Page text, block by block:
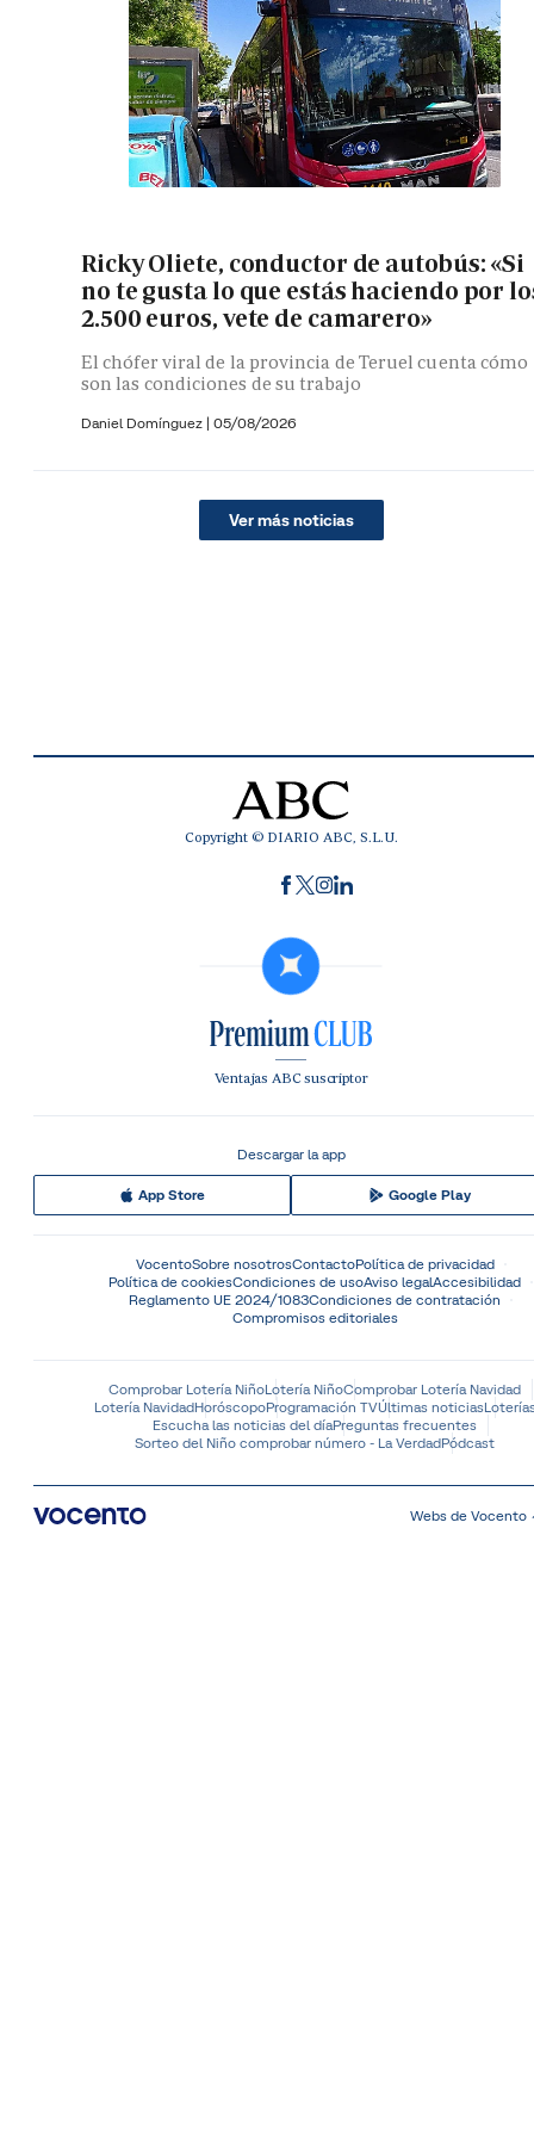
Ricky Oliete, conductor de autobús: «Si
no te gusta lo que estás haciendo por
2.500 euros, vete de camarero»
El chófer viral de la provincia de Teruel cuenta cómo
son las condiciones de su trabajo
Daniel Domínguez | 05/08/2026
Ver más noticias
Copyright © DIARIO ABC, S.L.U.
Ventajas ABC suscriptor
Descargar la app
App Store Google Play
VocentoSobre nosotrosContactoPolítica de privacidad
Política de cookiesCondiciones de usoAviso legalAccesibilidad
Reglamento UE 2024/1083Condiciones de contratación
Compromisos editoriales
Comprobar Lotería NiñoLotería NiñoComprobar Lotería Navidad
Lotería NavidadHoróscopoProgramación TVÚltimas noticias
Escucha las noticias del díaPreguntas frecuentes
Sorteo del Niño comprobar número - La VerdadPódcast
Webs de Vocento